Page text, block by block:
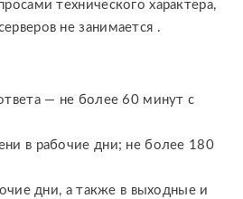
технического характера,
не занимается .
— не более 60 минут с
в рабочие дни; не более 180
дни, а также в выходные и